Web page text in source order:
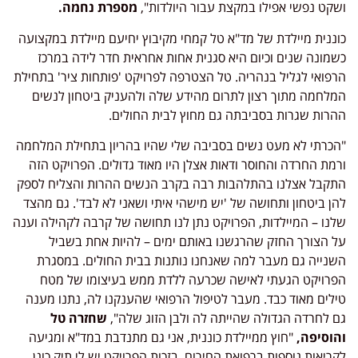
ושקט נפשי אפילו במקצת עבור היולדות", מספרת נחמה.
כוננית מיילדת של מד"א טל קמחי מקיבוץ יחיעם מיילדת במקצועה
כשמונה שנים וכיום היא סגנית אחות אחראית חדר לידה במרכז
הרפואי לגליל בנהריה. טל הצטרפה לפרויקט 'פותחות ציר' בתחילת
המלחמה מתוך רצון לתרום מהידע שלה ולהעניק ביטחון לנשים
ההרות שגרות בסביבתה גם מחוץ לבית החולים.
"הכרתי לא מעט נשים בסביבה שלי שהיו בהריון בתחילת המלחמה
ורמת החרדה והחוסר ודאות אצלן היו מאוד גדולים. הפרויקט הזה
התקבל אצלנו בהתלהבות רבה בקרב הנשים ההרות והצליח לספק
להן ביטחון ותחושה של 'יש מישהי איתי ושאני לא לבד'. גם מהצד
שלנו – המיילדות, הפרויקט נתן לנו תחושה של קרבה לקהילה וענה
על הצורך החזק שהרגשנו באותם ימים – להיות אחת בשביל
השנייה גם מעבר למה שאנחנו נותנות בבית החולים. במסגרת
הפרויקט הגעתי לאישה שכרעה ללדת ממש בעיצומו של מטח
טילים מאוד כבד. מעבר לטיפול הרפואי שהענקנו לה, נתנו מענה
גם לחרדה הגדולה שהייתה לה ולבן הזוג שלה", שחזרה טל
והוסיפה, "חוץ ממיילדת כוננית, אני גם מתנדבת במד"א ומגיעה